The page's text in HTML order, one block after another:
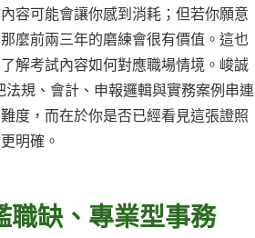
容可能會讓你感到消耗；但若你願意
麼前兩三年的磨練會很有價值。這也
解考試內容如何對應職場情境。峻誠
法規、會計、申報邏輯與實務案例串連
度，而在於你是否已經看見這張證照
明確。
職缺、專業型事務